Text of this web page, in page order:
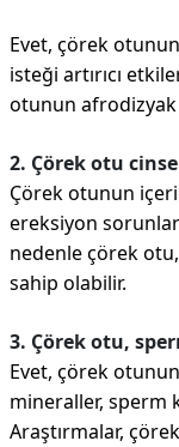
Evet, çörek
isteği artırıcı
otunun
2. Çörek otu
Çörek otunun
ereksiyon
nedenle çörek
sahip olabilir.
3. Çörek otu,
Evet, çörek
mineraller, sperm
Araştırmalar,